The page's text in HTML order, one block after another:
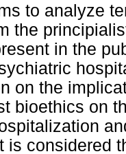
to analyze
the
in the
on the
bioethics on
is considered